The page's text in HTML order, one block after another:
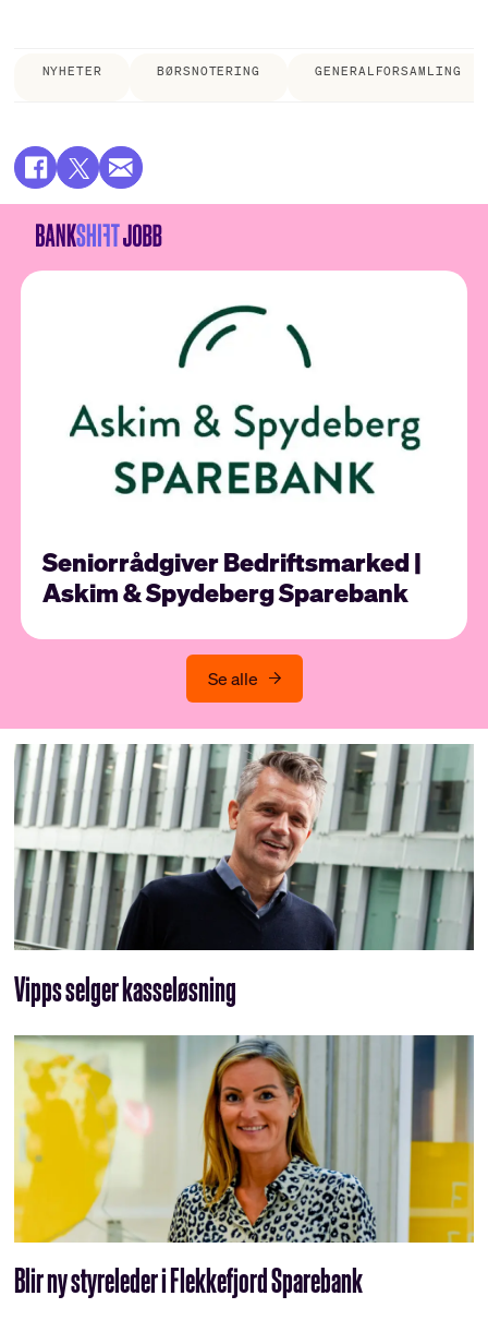
NYHETER BØRSNOTERING GENERALFORSAMLING
Seniorrådgiver Bedriftsmarked |
Askim & Spydeberg Sparebank
Se alle
Vipps selger kasseløsning
Blir ny styreleder i Flekkefjord Sparebank